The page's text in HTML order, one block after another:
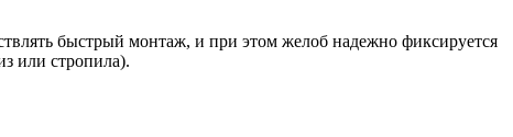
быстрый монтаж, и при этом желоб надежно фиксируется
или стропила).